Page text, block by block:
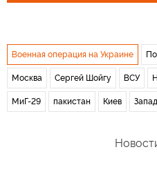
Военная операция на Украине
Москва Сергей Шойгу ВСУ
МиГ-29 пакистан Киев Запад